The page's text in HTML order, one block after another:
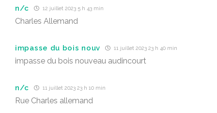
n/c 12 juillet 2023 5 h 43 min
Charles Allemand
impasse du bois nouv 11 juillet 2023 23 h 40 min
impasse du bois nouveau audincourt
n/c 11 juillet 2023 23 h 10 min
Rue Charles allemand